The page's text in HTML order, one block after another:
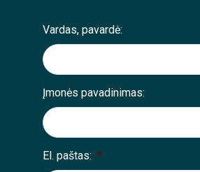
Vardas, pavardė:
Įmonės pavadinimas:
El. paštas: *